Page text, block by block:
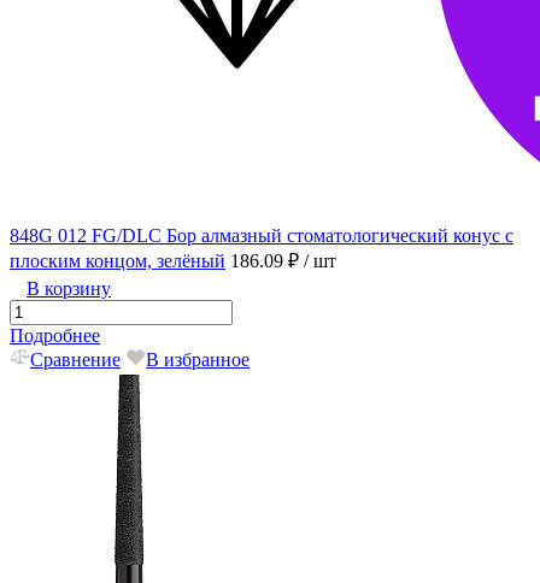
848G 012 FG/DLC Бор алмазный стоматологический конус с
плоским концом, зелёный 186.09 ₽ / шт
В корзину
Подробнее
Сравнение
В избранное